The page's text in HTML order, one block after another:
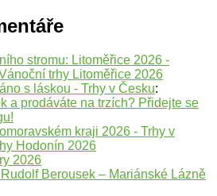
stromu: Litoměřice 2026 -
trhy Litoměřice 2026
s láskou - Trhy v Česku:
a prodáváte na trzích? Přidejte se
kraji 2026 - Trhy v
Hodonín 2026
2026
Berousek – Mariánské Lázně